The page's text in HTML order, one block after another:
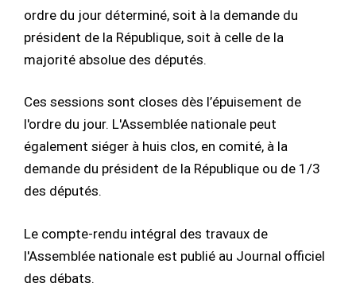
ordre du jour déterminé, soit à la demande du
président de la République, soit à celle de la
majorité absolue des députés.
Ces sessions sont closes dès l’épuisement de
l'ordre du jour. L'Assemblée nationale peut
également siéger à huis clos, en comité, à la
demande du président de la République ou de 1/3
des députés.
Le compte-rendu intégral des travaux de
l'Assemblée nationale est publié au Journal officiel
des débats.